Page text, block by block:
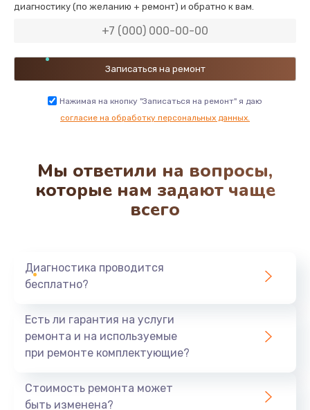
диагностику (по желанию + ремонт) и обратно к вам.
Нажимая на кнопку "Записаться на ремонт" я даю
согласие на обработку персональных данных.
Мы ответили на вопросы,
которые нам задают чаще
всего
Диагностика проводится
бесплатно?
Есть ли гарантия на услуги
ремонта и на используемые
при ремонте комплектующие?
Стоимость ремонта может
быть изменена?